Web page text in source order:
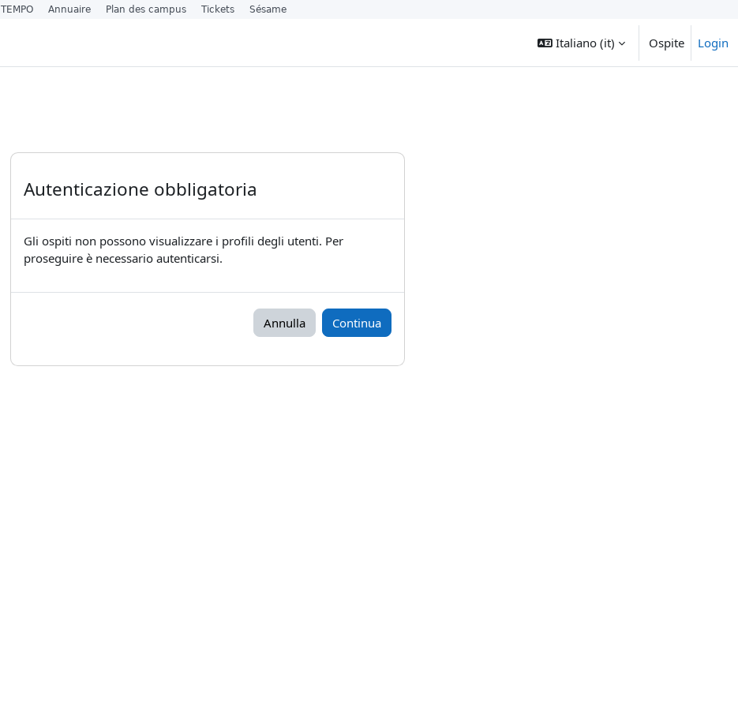
Italiano ‎(it)‎ Ospite Login
Autenticazione obbligatoria
Gli ospiti non possono visualizzare i profili degli utenti. Per
proseguire è necessario autenticarsi.
Annulla Continua
TEMPO Annuaire Plan des campus Tickets Sésame